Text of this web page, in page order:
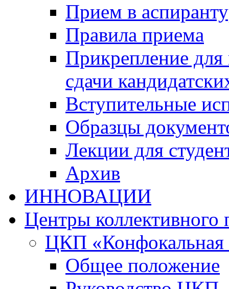
Прием в
Правила приема
Прикрепление для
сдачи
Вступительные
Образцы
Лекции для
Архив
ИННОВАЦИИ
Центры коллективного
ЦКП «Конфокальная
Общее положение